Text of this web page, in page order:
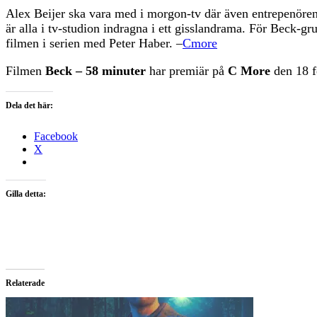
Alex Beijer ska vara med i morgon-tv där även
är alla i tv-studion indragna i ett gisslandrama. För Beck-
filmen i serien med Peter Haber. –Cmore
Filmen Beck – 58 minuter har premiär på C More den 18
Dela det här:
Facebook
X
Gilla detta:
Relaterade